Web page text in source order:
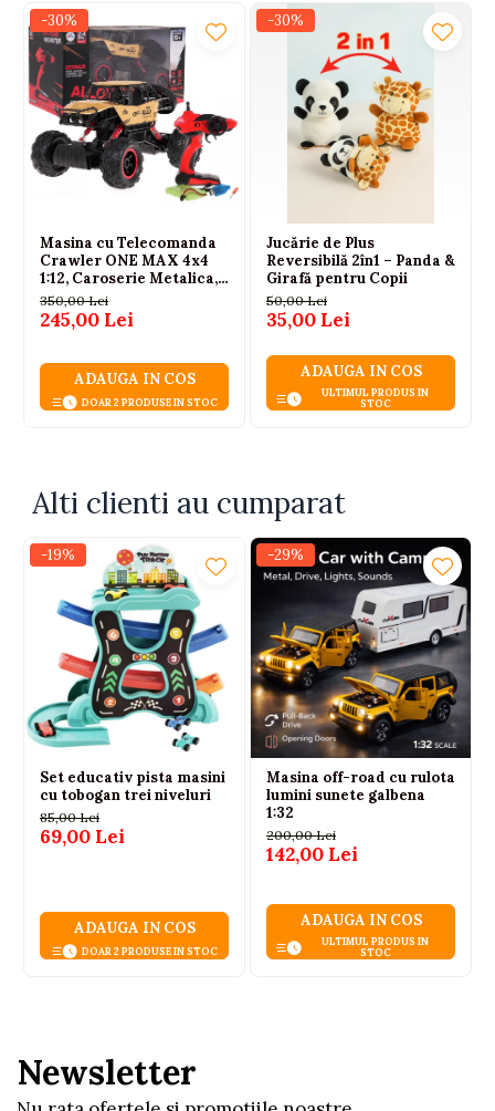
-30%
Masina cu Telecomanda
Crawler ONE MAX 4x4
1:12, Caroserie Metalica,
Suspensie cu Arcuri, Roti
din Cauciuc, 2.4GHz,
Auriu, 6 Ani+
350,00 Lei
245,00 Lei
ADAUGA IN COS
DOAR 2 PRODUSE IN STOC
-30%
Jucărie de Plus
Reversibilă 2în1 – Panda &
Girafă pentru Copii
50,00 Lei
35,00 Lei
ADAUGA IN COS
ULTIMUL PRODUS IN
STOC
Alti clienti au cumparat
-19%
Set educativ pista masini
cu tobogan trei niveluri
85,00 Lei
69,00 Lei
ADAUGA IN COS
DOAR 2 PRODUSE IN STOC
-29%
Masina off-road cu rulota
lumini sunete galbena
1:32
200,00 Lei
142,00 Lei
ADAUGA IN COS
ULTIMUL PRODUS IN
STOC
Newsletter